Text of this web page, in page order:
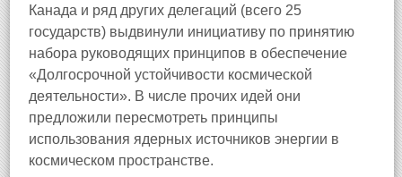
Канада и ряд других делегаций (всего 25
государств) выдвинули инициативу по принятию
набора руководящих принципов в обеспечение
«Долгосрочной устойчивости космической
деятельности». В числе прочих идей они
предложили пересмотреть принципы
использования ядерных источников энергии в
космическом пространстве.